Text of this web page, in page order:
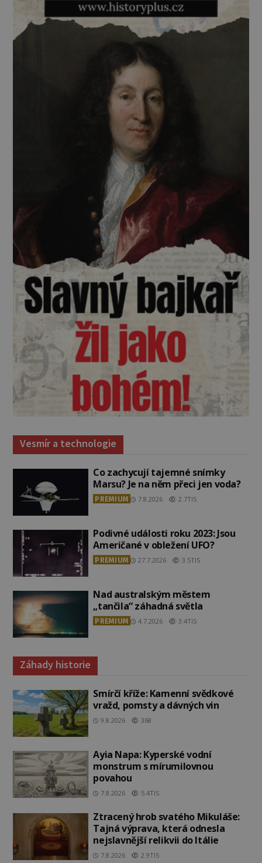
Vesmír a technologie
Co zachycují tajemné snímky
Marsu? Je na něm přeci jen voda?
PREMIUM 7.8.2026 2.7TIS
Podivné události roku 2023: Jsou
Američané v obležení UFO?
PREMIUM 27.7.2026 3.5TIS
Nad australským městem
„tančila“ záhadná světla
PREMIUM 4.7.2026 3.4TIS
Záhady historie
Smírčí kříže: Kamenní svědkové
vražd, pomsty a dávných vin
9.8.2026 368
Ayia Napa: Kyperské vodní
monstrum s mírumilovnou
povahou
7.8.2026 5.4TIS
Ztracený hrob svatého Mikuláše:
Tajná výprava, která odnesla
nejslavnější relikvii do Itálie
7.8.2026 2.9TIS